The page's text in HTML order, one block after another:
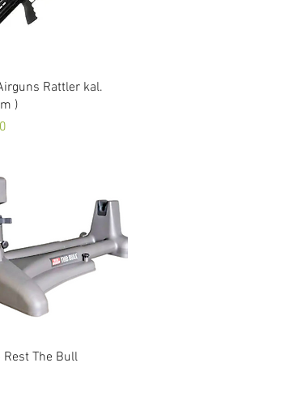
Snel overzichtRattler kal.
)
Snel overzicht
Rest The Bull